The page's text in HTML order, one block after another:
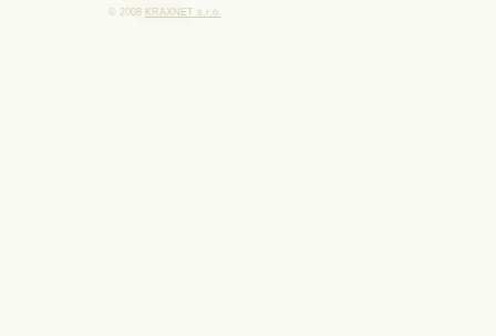
© 2008 KRAXNET s.r.o.